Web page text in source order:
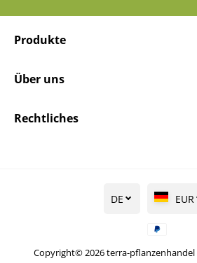
Produkte
Über uns
Rechtliches
Copyright© 2026terra-pflanzenhandel
DE EUR